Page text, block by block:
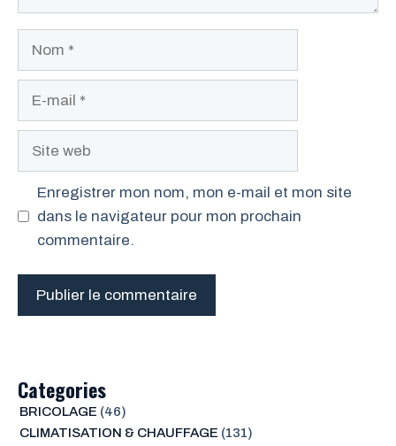
Enregistrer mon nom, mon e-mail et mon site
dans le navigateur pour mon prochain
commentaire.
Categories
BRICOLAGE (46)
CLIMATISATION & CHAUFFAGE (131)